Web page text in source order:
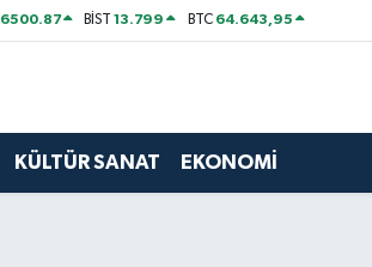
6500.87 BİST13.799 BTC 64.643,95
KÜLTÜR SANAT EKONOMİ